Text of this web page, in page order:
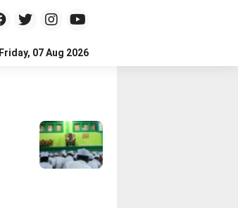
Friday, 07 Aug 2026